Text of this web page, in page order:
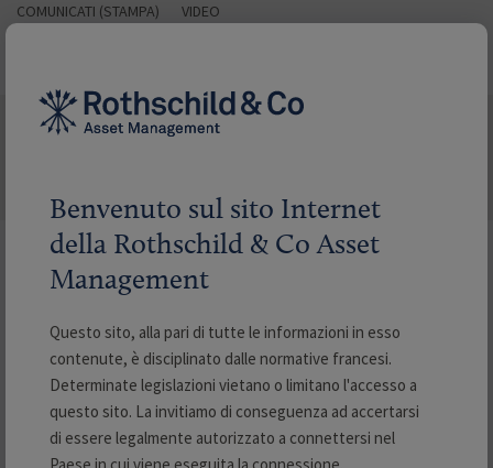
COMUNICATI (STAMPA)
VIDEO
Ricerca di notizie
Filtrare per
Categoria
Benvenuto sul sito Internet
della Rothschild & Co Asset
Management
Questo sito, alla pari di tutte le informazioni in esso
contenute, è disciplinato dalle normative francesi.
Determinate legislazioni vietano o limitano l'accesso a
questo sito. La invitiamo di conseguenza ad accertarsi
di essere legalmente autorizzato a connettersi nel